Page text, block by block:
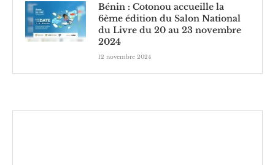
Bénin : Cotonou accueille la
6ème édition du Salon National
du Livre du 20 au 23 novembre
2024
12 novembre 2024